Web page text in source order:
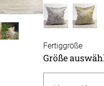
Fertiggröße
Größe